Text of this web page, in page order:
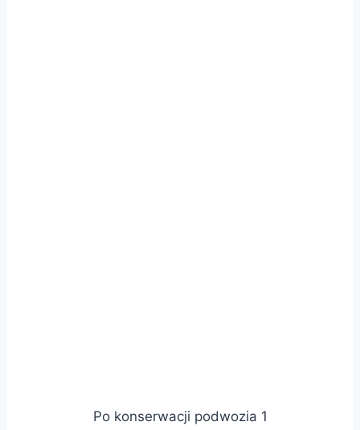
Po konserwacji podwozia 1